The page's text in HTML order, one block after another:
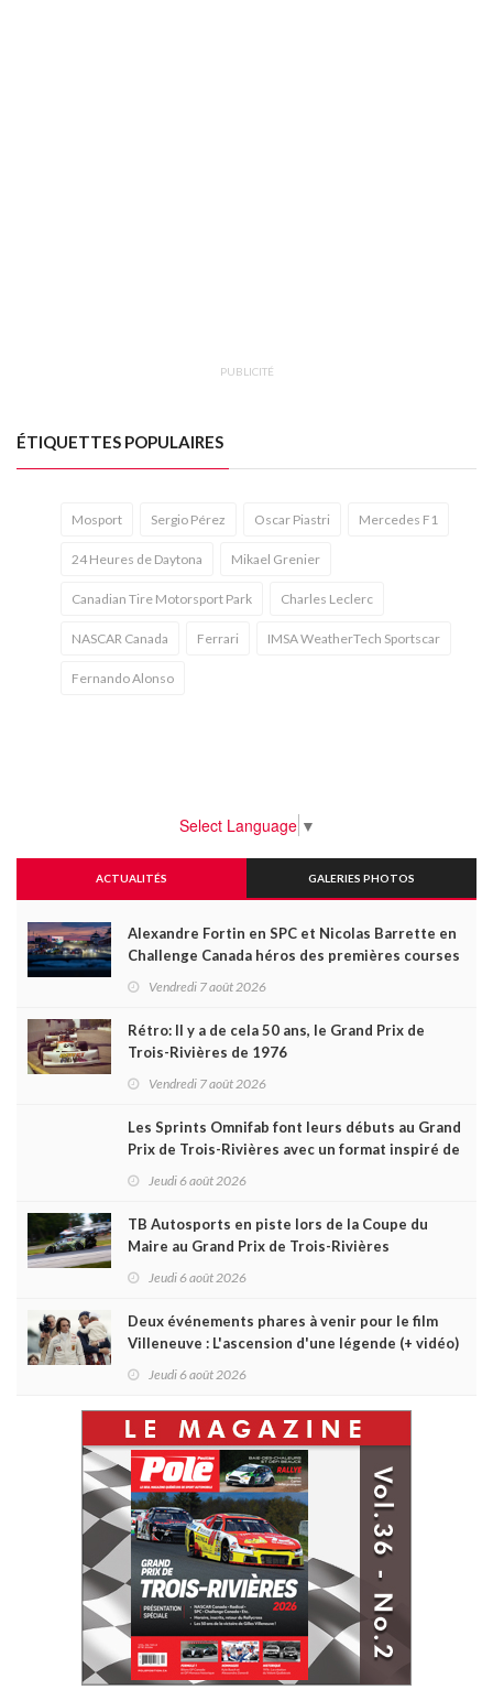
PUBLICITÉ
ÉTIQUETTES POPULAIRES
Mosport Sergio Pérez Oscar Piastri Mercedes F1
24 Heures de Daytona Mikael Grenier
Canadian Tire Motorsport Park Charles Leclerc
NASCAR Canada Ferrari IMSA WeatherTech Sportscar
Fernando Alonso
Select Language ▼
ACTUALITÉS GALERIES PHOTOS
Alexandre Fortin en SPC et Nicolas Barrette en
Challenge Canada héros des premières courses
Vendredi 7 août 2026
Rétro: Il y a de cela 50 ans, le Grand Prix de
Trois-Rivières de 1976
Vendredi 7 août 2026
Les Sprints Omnifab font leurs débuts au Grand
Prix de Trois-Rivières avec un format inspiré de
Jeudi 6 août 2026
TB Autosports en piste lors de la Coupe du
Maire au Grand Prix de Trois-Rivières
Jeudi 6 août 2026
Deux événements phares à venir pour le film
Villeneuve : L'ascension d'une légende (+ vidéo)
Jeudi 6 août 2026